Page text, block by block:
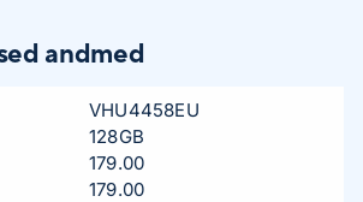
andmed
VHU4458EU
128GB
179.00
179.00